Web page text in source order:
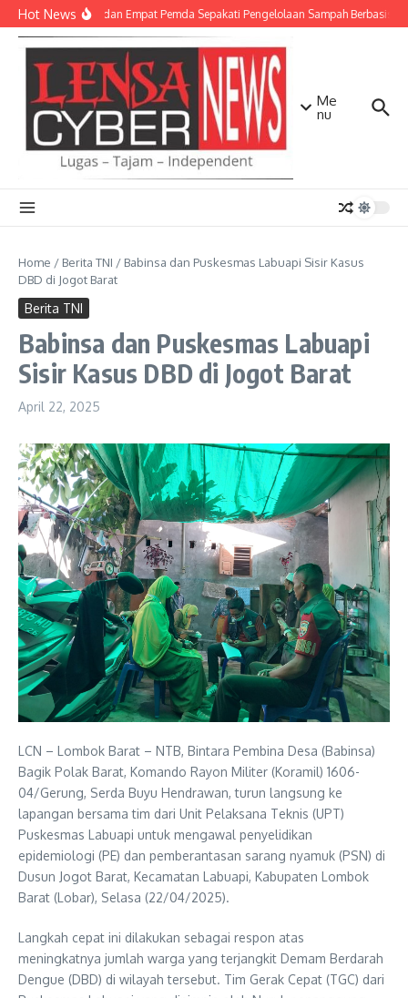
Lewati ke konten
Hot NewsTNI AD dan Empat Pemda Sepakati Pengelolaan Sampah Berbasis
Me
nu
Home / Berita TNI / Babinsa dan Puskesmas Labuapi Sisir Kasus
DBD di Jogot Barat
Berita TNI
Babinsa dan Puskesmas Labuapi
Sisir Kasus DBD di Jogot Barat
April 22, 2025
LCN – Lombok Barat – NTB, Bintara Pembina Desa (Babinsa)
Bagik Polak Barat, Komando Rayon Militer (Koramil) 1606-
04/Gerung, Serda Buyu Hendrawan, turun langsung ke
lapangan bersama tim dari Unit Pelaksana Teknis (UPT)
Puskesmas Labuapi untuk mengawal penyelidikan
epidemiologi (PE) dan pemberantasan sarang nyamuk (PSN) di
Dusun Jogot Barat, Kecamatan Labuapi, Kabupaten Lombok
Barat (Lobar), Selasa (22/04/2025).
Langkah cepat ini dilakukan sebagai respon atas
meningkatnya jumlah warga yang terjangkit Demam Berdarah
Dengue (DBD) di wilayah tersebut. Tim Gerak Cepat (TGC) dari